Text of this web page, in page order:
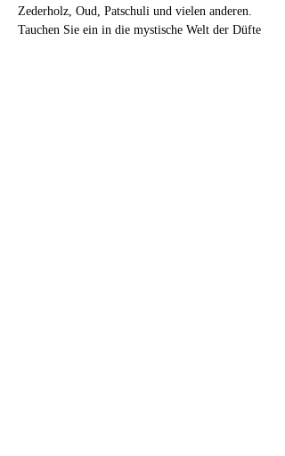
Zederholz, Oud, Patschuli und vielen anderen.
Tauchen Sie ein in die mystische Welt der Düfte